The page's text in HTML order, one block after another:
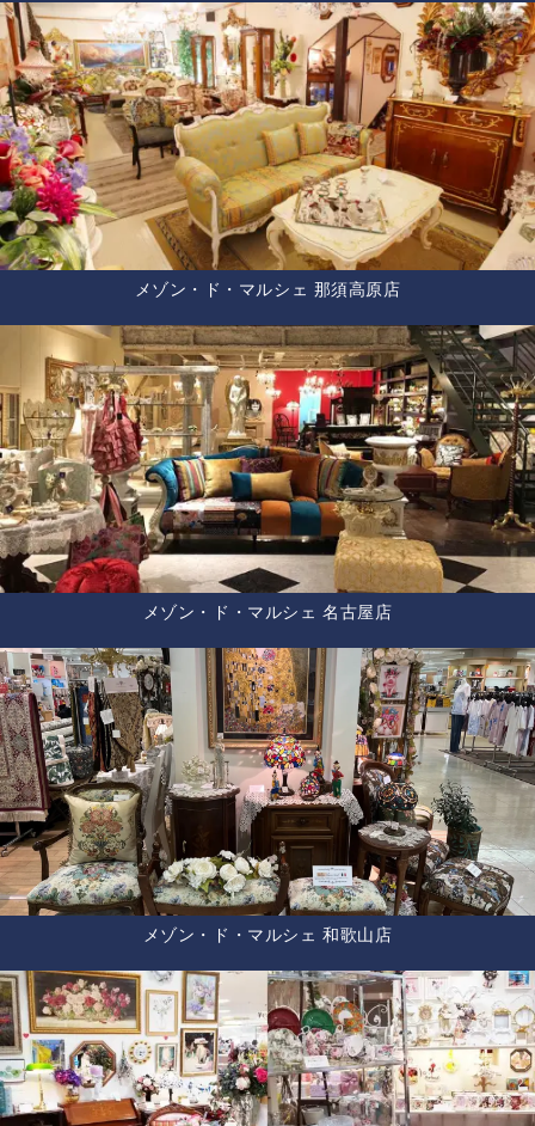
メゾン・ド・マルシェ 那須高原店
メゾン・ド・マルシェ 名古屋店
メゾン・ド・マルシェ 和歌山店